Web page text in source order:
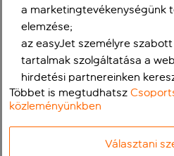
a marketingtevékenységünk
elemzése;
az easyJet személyre
tartalmak szolgáltatása a
hirdetési partnereinken
Többet is megtudhatsz
közleményünkben
Választani